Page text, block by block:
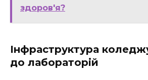
здоров'я?
Інфраструктура
до лабораторій